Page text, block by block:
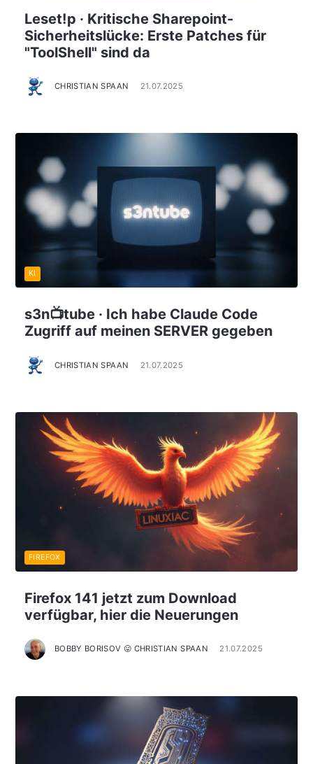
Leset!p · Kritische Sharepoint-
Sicherheitslücke: Erste Patches für
"ToolShell" sind da
CHRISTIAN SPAAN 21.07.2025
s3n📺tube · Ich habe Claude Code
Zugriff auf meinen SERVER gegeben
CHRISTIAN SPAAN 21.07.2025
KI
Firefox 141 jetzt zum Download
verfügbar, hier die Neuerungen
BOBBY BORISOV 😛 CHRISTIAN SPAAN 21.07.2025
FIREFOX